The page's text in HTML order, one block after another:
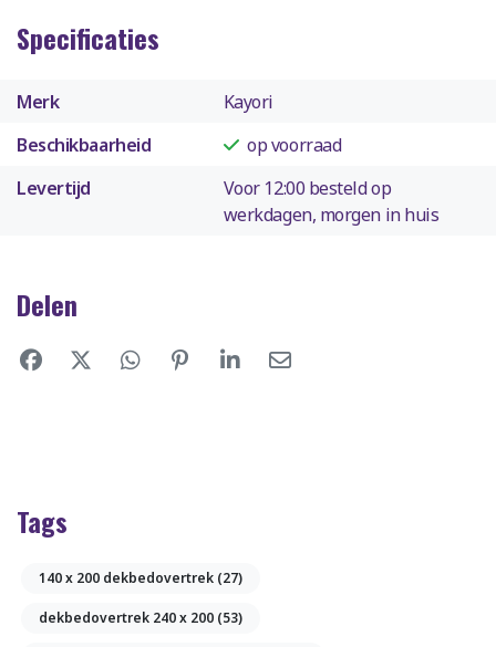
Specificaties
Merk
Kayori
Beschikbaarheid
op voorraad
Levertijd
Voor 12:00 besteld op
werkdagen, morgen in huis
Delen
Tags
140 x 200 dekbedovertrek (27)
dekbedovertrek 240 x 200 (53)